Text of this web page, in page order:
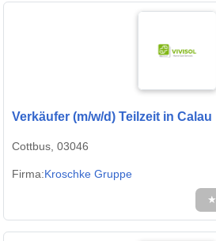
Verkäufer (m/w/d) Teilzeit in Calau
Cottbus, 03046
Firma:Kroschke Gruppe
★